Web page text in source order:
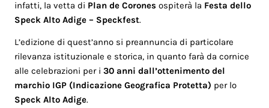
infatti, la vetta di Plan de Corones ospiterà la Festa dello
Speck Alto Adige – Speckfest.
L’edizione di quest’anno si preannuncia di particolare
rilevanza istituzionale e storica, in quanto farà da cornice
alle celebrazioni per i30 anni dall’ottenimento del
marchio IGP (Indicazione Geografica Protetta) per lo
Speck Alto Adige.